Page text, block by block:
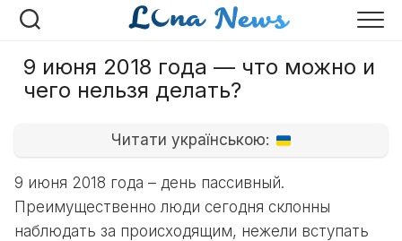
Перейти
9 июня 2018 года — что можно и
чего нельзя делать?
Читати українською:
9 июня 2018 года – день пассивный.
Преимущественно люди сегодня склонны
наблюдать за происходящим, нежели вступать